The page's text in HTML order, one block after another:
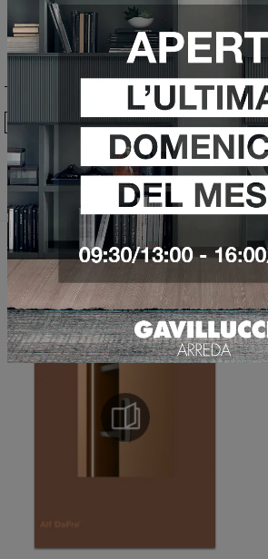
Sfoglia i cataloghi
Ho preso visione dellaPrivacy Policy
Invia